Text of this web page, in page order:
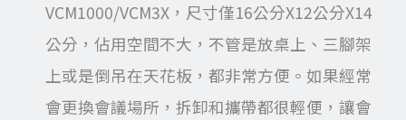
VCM1000/VCM3X，尺寸僅16公分X12公分X14
公分，佔用空間不大，不管是放桌上、三腳架
上或是倒吊在天花板，都非常方便。如果經常
會更換會議場所，拆卸和攜帶都很輕便，讓會